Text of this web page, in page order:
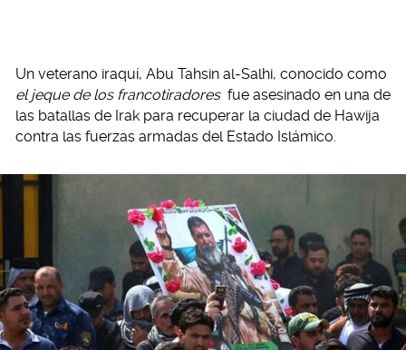
Un veterano iraquí, Abu Tahsin al-Salhi, conocido como
el jeque de los francotiradores fue asesinado en una de
las batallas de Irak para recuperar la ciudad de Hawija
contra las fuerzas armadas del Estado Islámico.